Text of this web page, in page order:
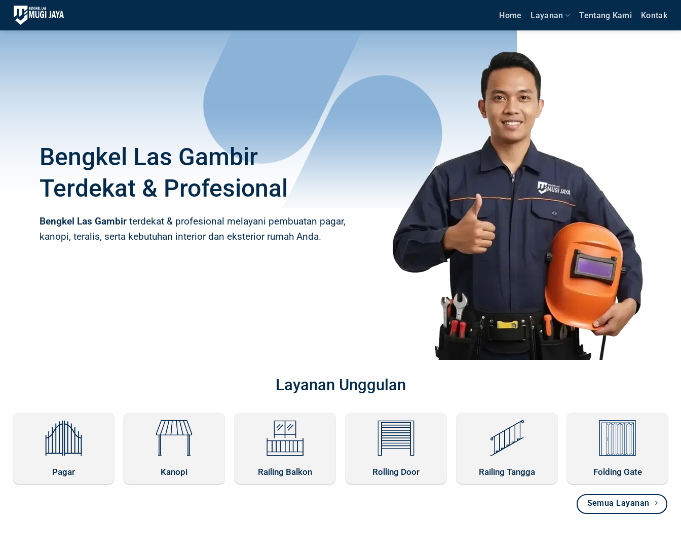
Skip
content
Home Layanan Tentang Kami Kontak
Bengkel Las Gambir
Terdekat & Profesional
Bengkel Las Gambir terdekat & profesional melayani pembuatan pagar,
kanopi, teralis, serta kebutuhan interior dan eksterior rumah Anda.
Layanan Unggulan
Pagar Kanopi Railing Balkon Rolling Door Railing Tangga Folding Gate
Semua Layanan